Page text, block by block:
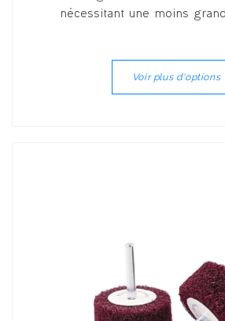
nécessitant une moins
Voir plus d'options